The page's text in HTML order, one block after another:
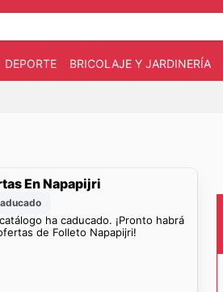
DEPORTE BRICOLAJE Y JARDINERÍA
En Napapijri
ha caducado. ¡Pronto habrá
de Folleto Napapijri!